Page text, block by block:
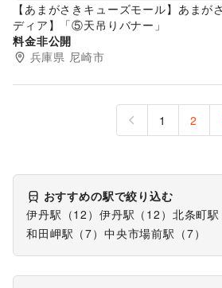
【あまがさきキューズモール】あまが
ディア】「⑤天吊りバナー」
料金非公開
兵庫県 尼崎市
1 2
おすすめの駅で絞り込む
伊丹駅 （12 ） 伊丹駅 （ 12 ） 北条町駅
和田岬駅 （7） 中央市場前駅 （7）